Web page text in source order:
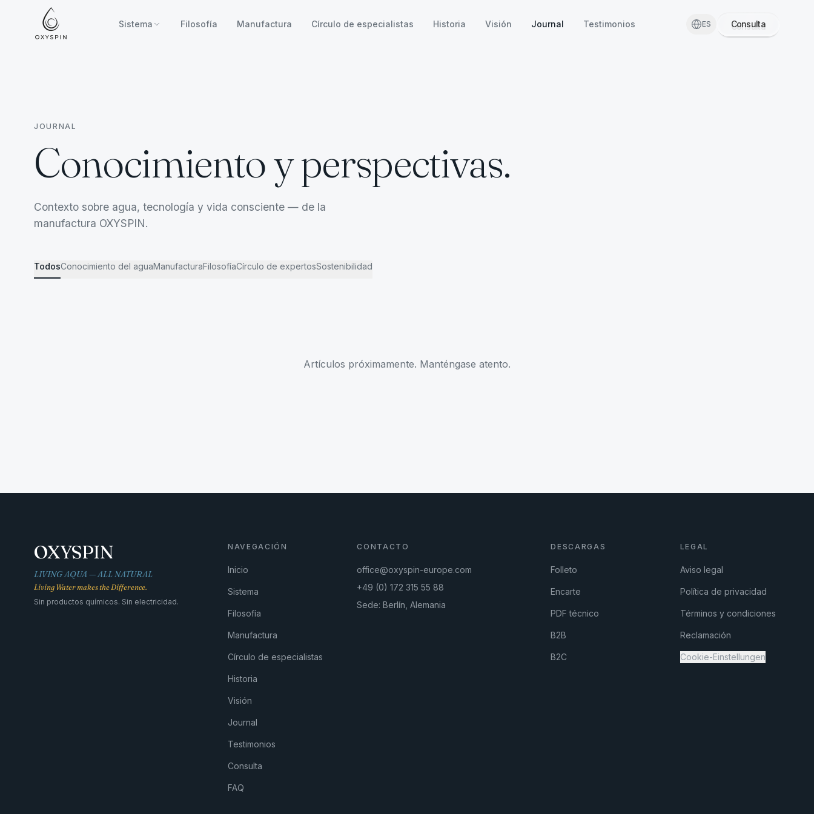
Ir al contenido
Sistema Filosofía Manufactura Círculo de especialistas Historia Visión Journal Testimonios ES Consulta
JOURNAL
Conocimiento y perspectivas.
Contexto sobre agua, tecnología y vida consciente — de la
manufactura OXYSPIN.
TodosConocimiento del aguaManufacturaFilosofíaCírculo de expertosSostenibilidad
Artículos próximamente. Manténgase atento.
OXYSPIN
LIVING AQUA — ALL NATURAL
Living Water makes the Difference.
Sin productos químicos. Sin electricidad.
NAVEGACIÓN
Inicio
Sistema
Filosofía
Manufactura
Círculo de especialistas
Historia
Visión
Journal
Testimonios
Consulta
FAQ
CONTACTO
office@oxyspin-europe.com
+49 (0) 172 315 55 88
Sede: Berlín, Alemania
DESCARGAS
Folleto
Encarte
PDF técnico
B2B
B2C
LEGAL
Aviso legal
Política de privacidad
Términos y condiciones
Reclamación
Cookie-Einstellungen